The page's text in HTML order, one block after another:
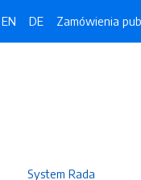
EN DE Zamówienia
System Rada